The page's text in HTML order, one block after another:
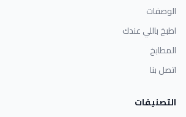
الوصفات
اطبخ باللي عندك
المطابخ
اتصل بنا
التصنيفات